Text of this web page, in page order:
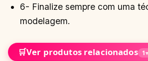
6- Finalize sempre com uma
modelagem.
🛒Ver produtos relacionados 1▾